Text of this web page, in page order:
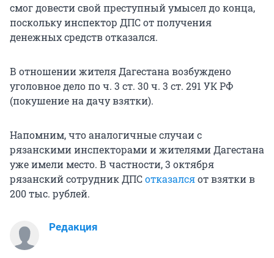
смог довести свой преступный умысел до конца,
поскольку инспектор ДПС от получения
денежных средств отказался.
В отношении жителя Дагестана возбуждено
уголовное дело по ч. 3 ст. 30 ч. 3 ст. 291 УК РФ
(покушение на дачу взятки).
Напомним, что аналогичные случаи с
рязанскими инспекторами и жителями Дагестана
уже имели место. В частности, 3 октября
рязанский сотрудник ДПСотказалсяот взятки в
200 тыс. рублей.
Редакция